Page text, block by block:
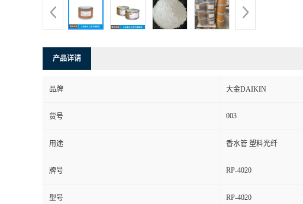
产品详请
品牌 大金DAIKIN
货号 003
用途 香水管 塑料光纤
牌号 RP-4020
型号 RP-4020